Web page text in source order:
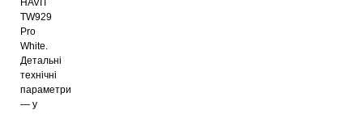
HAVIT
TW929
Pro
White.
Детальні
технічні
параметри
— у